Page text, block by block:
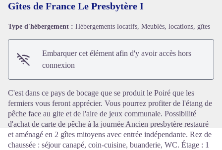
Voir l'image en plein écran
Gîtes de France Le Presbytère I
Type d'hébergement : Hébergements locatifs, Meublés, locations, gîtes
Embarquer cet élément afin d'y avoir accès hors
connexion
C'est dans ce pays de bocage que se produit le Poiré que les
fermiers vous feront apprécier. Vous pourrez profiter de l'étang de
pêche face au gite et de l'aire de jeux communale. Possibilité
d'achat de carte de pêche à la journée Ancien presbytère restauré
et aménagé en 2 gîtes mitoyens avec entrée indépendante. Rez de
chaussée : séjour canapé, coin-cuisine, buanderie, WC. Étage : 1